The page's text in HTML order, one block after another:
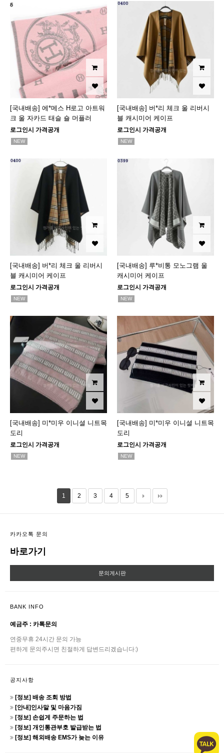
[국내배송] 에*메스 H로고 아트워
크 울 자카드 태슬 숄 머플러
로그인시 가격공개
NEW
[국내배송] 버*리 체크 울 리버시
블 캐시미어 케이프
로그인시 가격공개
NEW
[국내배송] 버*리 체크 울 리버시
블 캐시미어 케이프
로그인시 가격공개
NEW
[국내배송] 루*비통 모노그램 울
캐시미어 케이프
로그인시 가격공개
NEW
[국내배송] 미*미우 이니셜 니트목
도리
로그인시 가격공개
NEW
[국내배송] 미*미우 이니셜 니트목
도리
로그인시 가격공개
NEW
1 2 3 4 5
카카오톡 문의
바로가기
문의게시판
BANK INFO
예금주 : 카톡문의
연중무휴 24시간 문의 가능
편하게 문의주시면 친절하게 답변드리겠습니다:)
공지사항
[정보] 배송 조회 방법
[안내]인사말 및 마음가짐
[정보] 손쉽게 주문하는 법
[정보] 개인통관부호 발급받는 법
[정보] 해외배송 EMS가 늦는 이유